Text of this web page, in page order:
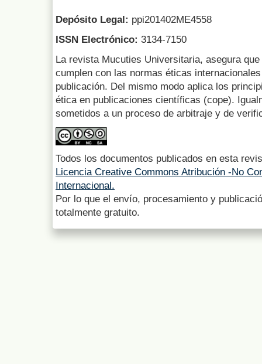
Depósito Legal: ppi201402ME4558
ISSN Electrónico: 3134-7150
La revista Mucuties Universitaria, asegura
cumplen con las normas éticas
publicación. Del mismo modo aplica los
ética en publicaciones científicas (cope).
sometidos a un proceso de arbitraje y de
Todos los documentos publicados en esta
Licencia Creative Commons Atribución -No
Internacional.
Por lo que el envío, procesamiento y
totalmente gratuito.